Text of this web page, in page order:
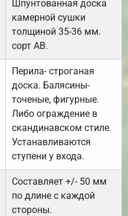
Шпунтованная доска
камерной сушки
толщиной 35-36 мм.
сорт АВ.
Перила- строганая
доска. Балясины-
точеные, фигурные.
Либо ограждение в
скандинавском стиле.
Устанавливаются
ступени у входа.
Составляет +/- 50 мм
по длине с каждой
стороны.